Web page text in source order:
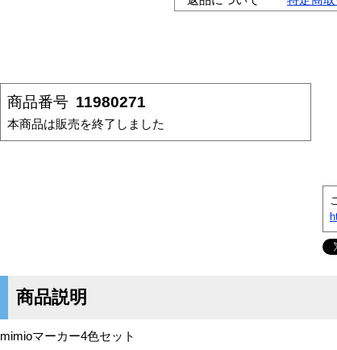
商品番号 11980271
本商品は販売を終了しました
商品説明
mimioマーカー4色セット